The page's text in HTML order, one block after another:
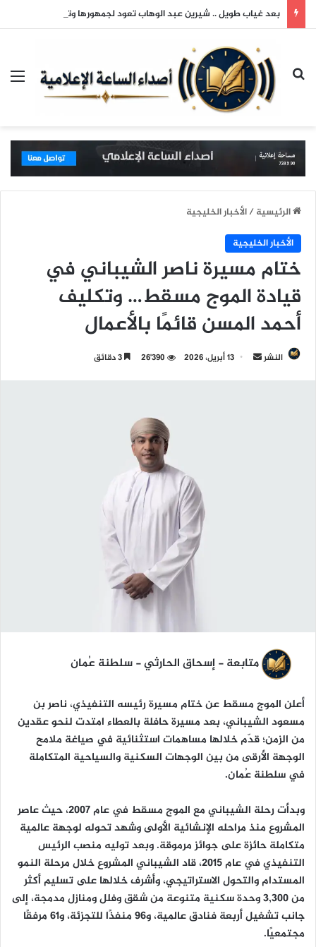
بحث عن
الرئيسية/الأخبار الخليجية
الأخبار الخليجية
ختام مسيرة ناصر الشيباني في
قيادة الموج مسقط… وتكليف
أحمد المسن قائمًا بالأعمال
النشر
ي
13 أبريل، 2026 26٬390
متابعة - إسحاق الحارثي - سلطنة عُمان
أعلن الموج مسقط عن ختام مسيرة رئيسه التنفيذي، ناصر بن
مسعود الشيباني، بعد مسيرة حافلة بالعطاء امتدت لنحو عقدين
من الزمن؛ قدّم خلالها مساهمات استثنائية في صياغة ملامح
الوجهة الأرقى من بين الوجهات السكنية والسياحية المتكاملة
في سلطنة عُمان.
وبدأت رحلة الشيباني مع الموج مسقط في عام 2007، حيث عاصر
المشروع منذ مراحله الإنشائية الأولى وشهد تحوله لوجهة عالمية
متكاملة حائزة على جوائز مرموقة. وبعد توليه منصب الرئيس
التنفيذي في عام 2015، قاد الشيباني المشروع خلال مرحلة النمو
المستدام والتحول الاستراتيجي، وأشرف خلالها على تسليم أكثر
من 3,300 وحدة سكنية متنوعة من شقق وفلل ومنازل مدمجة، إلى
جانب تشغيل أربعة فنادق عالمية، و96 منفذًا للتجزئة، و61 مرفقًا
مجتمعيًا.